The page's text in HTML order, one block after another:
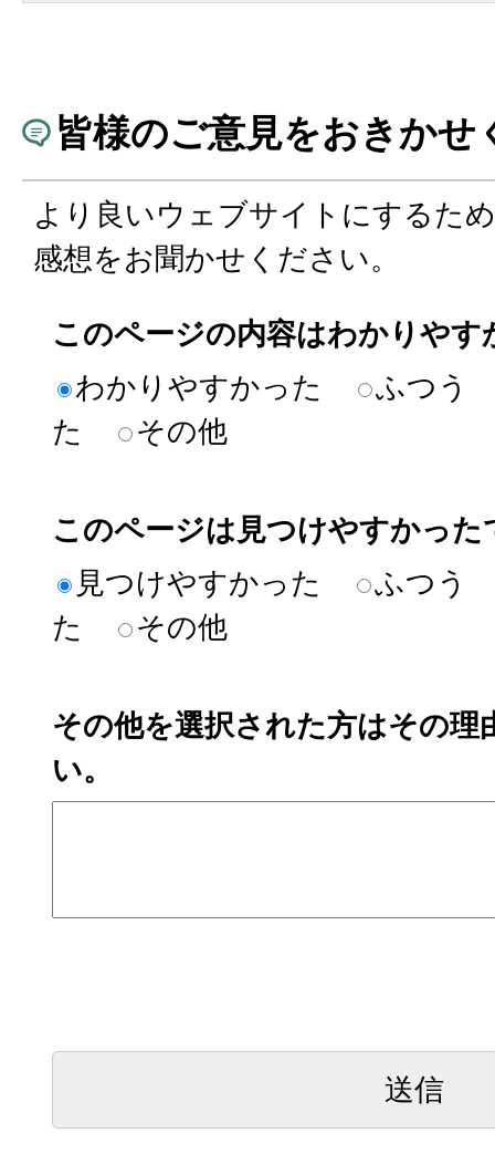
皆様のご意見をおきかせ
より良いウェブサイトにするた
感想をお聞かせください。
このページの内容はわかりやす
わかりやすかった
ふつう
た
その他
このページは見つけやすかった
見つけやすかった
ふつう
た
その他
その他を選択された方はその理
い。